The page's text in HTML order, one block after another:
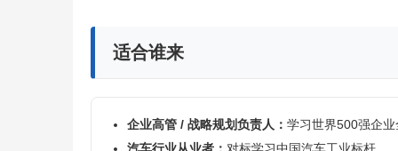
适合谁来
企业高管 / 战略规划负责人： 学习世界500强企